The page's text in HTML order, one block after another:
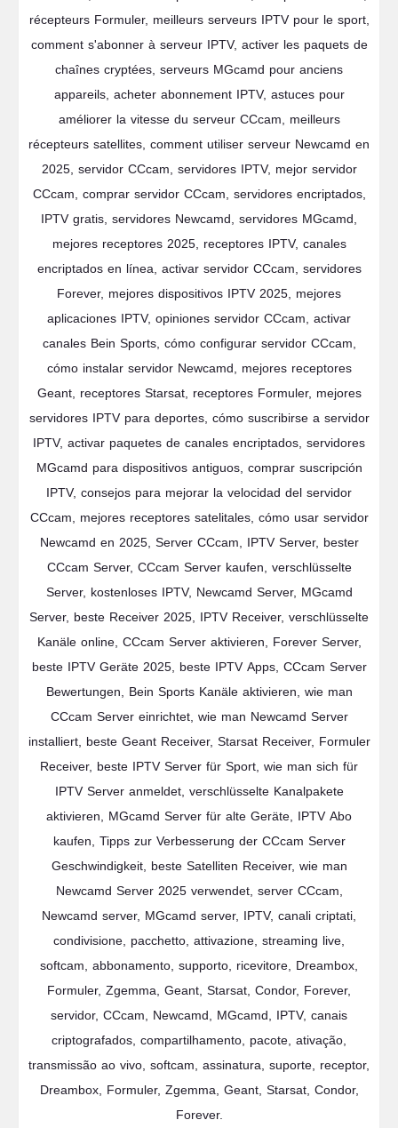
récepteurs Formuler, meilleurs serveurs IPTV pour le sport,
comment s'abonner à serveur IPTV, activer les paquets de
chaînes cryptées, serveurs MGcamd pour anciens
appareils, acheter abonnement IPTV, astuces pour
améliorer la vitesse du serveur CCcam, meilleurs
récepteurs satellites, comment utiliser serveur Newcamd en
2025, servidor CCcam, servidores IPTV, mejor servidor
CCcam, comprar servidor CCcam, servidores encriptados,
IPTV gratis, servidores Newcamd, servidores MGcamd,
mejores receptores 2025, receptores IPTV, canales
encriptados en línea, activar servidor CCcam, servidores
Forever, mejores dispositivos IPTV 2025, mejores
aplicaciones IPTV, opiniones servidor CCcam, activar
canales Bein Sports, cómo configurar servidor CCcam,
cómo instalar servidor Newcamd, mejores receptores
Geant, receptores Starsat, receptores Formuler, mejores
servidores IPTV para deportes, cómo suscribirse a servidor
IPTV, activar paquetes de canales encriptados, servidores
MGcamd para dispositivos antiguos, comprar suscripción
IPTV, consejos para mejorar la velocidad del servidor
CCcam, mejores receptores satelitales, cómo usar servidor
Newcamd en 2025, Server CCcam, IPTV Server, bester
CCcam Server, CCcam Server kaufen, verschlüsselte
Server, kostenloses IPTV, Newcamd Server, MGcamd
Server, beste Receiver 2025, IPTV Receiver, verschlüsselte
Kanäle online, CCcam Server aktivieren, Forever Server,
beste IPTV Geräte 2025, beste IPTV Apps, CCcam Server
Bewertungen, Bein Sports Kanäle aktivieren, wie man
CCcam Server einrichtet, wie man Newcamd Server
installiert, beste Geant Receiver, Starsat Receiver, Formuler
Receiver, beste IPTV Server für Sport, wie man sich für
IPTV Server anmeldet, verschlüsselte Kanalpakete
aktivieren, MGcamd Server für alte Geräte, IPTV Abo
kaufen, Tipps zur Verbesserung der CCcam Server
Geschwindigkeit, beste Satelliten Receiver, wie man
Newcamd Server 2025 verwendet, server CCcam,
Newcamd server, MGcamd server, IPTV, canali criptati,
condivisione, pacchetto, attivazione, streaming live,
softcam, abbonamento, supporto, ricevitore, Dreambox,
Formuler, Zgemma, Geant, Starsat, Condor, Forever,
servidor, CCcam, Newcamd, MGcamd, IPTV, canais
criptografados, compartilhamento, pacote, ativação,
transmissão ao vivo, softcam, assinatura, suporte, receptor,
Dreambox, Formuler, Zgemma, Geant, Starsat, Condor,
Forever.